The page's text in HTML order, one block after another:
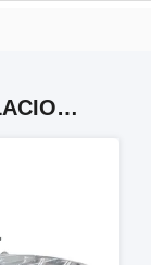
PRODUTOS RELACIONADOS